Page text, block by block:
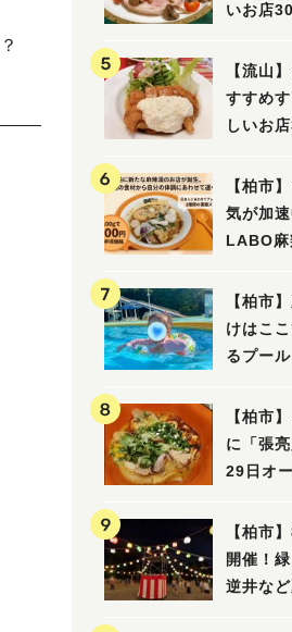
いお店
【流山
すすめ
しいお
【柏市
気が加
LABO麻
【柏市
けはこ
るプー
ル」を
ました！
【柏市
に「張
29日オ
ビュー
【柏市
開催！
逆井な